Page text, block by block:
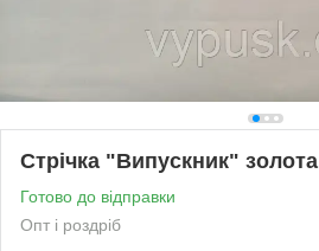
Стрічка "Випускник" золота
Готово до відправки
Опт і роздріб